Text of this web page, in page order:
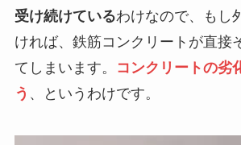
受け続けているわけなので、
もし
ければ、鉄筋コンクリートが直接
てしまいます。
コンクリートの劣
う 、というわけです。